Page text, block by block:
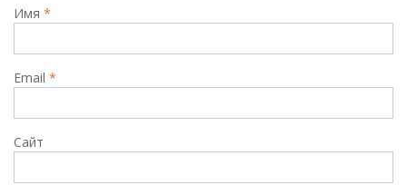
Имя *
Email *
Сайт